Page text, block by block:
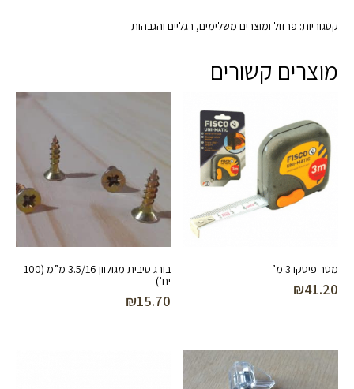
קטגוריות: פרזול ומוצרים משלימים, רגליים והגבהות
מוצרים קשורים
מטר פיסקו 3 מ’
₪41.20
בורג סיבית מגולוון 3.5/16 מ”מ (100
יח’)
₪15.70